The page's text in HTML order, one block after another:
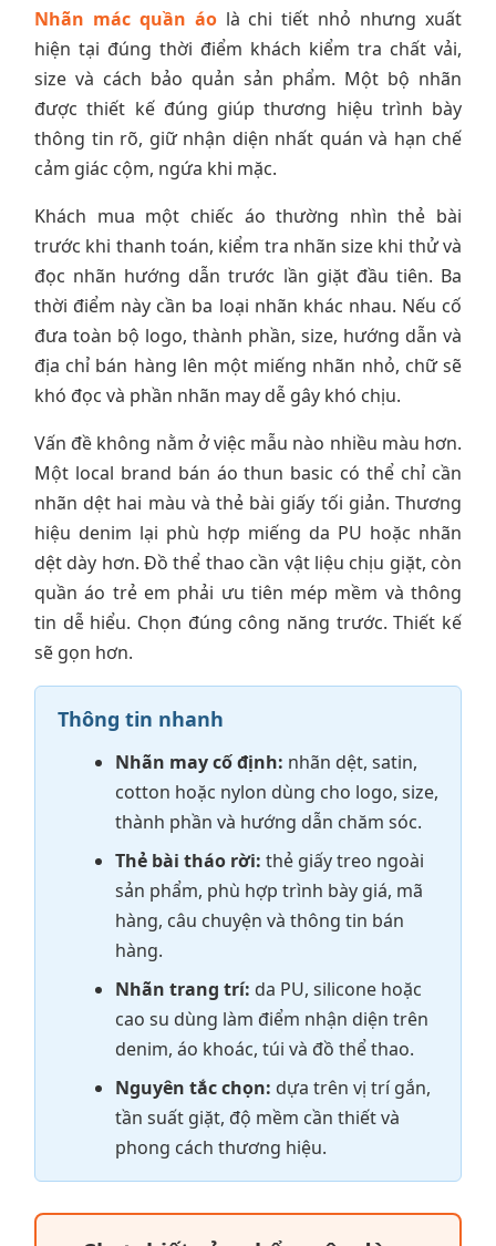
Nhãn mác quần áolà chi tiết nhỏ nhưng xuất
hiện tại đúng thời điểm khách kiểm tra chất vải,
size và cách bảo quản sản phẩm. Một bộ nhãn
được thiết kế đúng giúp thương hiệu trình bày
thông tin rõ, giữ nhận diện nhất quán và hạn chế
cảm giác cộm, ngứa khi mặc.
Khách mua một chiếc áo thường nhìn thẻ bài
trước khi thanh toán, kiểm tra nhãn size khi thử và
đọc nhãn hướng dẫn trước lần giặt đầu tiên. Ba
thời điểm này cần ba loại nhãn khác nhau. Nếu cố
đưa toàn bộ logo, thành phần, size, hướng dẫn và
địa chỉ bán hàng lên một miếng nhãn nhỏ, chữ sẽ
khó đọc và phần nhãn may dễ gây khó chịu.
Vấn đề không nằm ở việc mẫu nào nhiều màu hơn.
Một local brand bán áo thun basic có thể chỉ cần
nhãn dệt hai màu và thẻ bài giấy tối giản. Thương
hiệu denim lại phù hợp miếng da PU hoặc nhãn
dệt dày hơn. Đồ thể thao cần vật liệu chịu giặt, còn
quần áo trẻ em phải ưu tiên mép mềm và thông
tin dễ hiểu. Chọn đúng công năng trước. Thiết kế
sẽ gọn hơn.
Thông tin nhanh
Nhãn may cố định: nhãn dệt, satin,
cotton hoặc nylon dùng cho logo, size,
thành phần và hướng dẫn chăm sóc.
Thẻ bài tháo rời: thẻ giấy treo ngoài
sản phẩm, phù hợp trình bày giá, mã
hàng, câu chuyện và thông tin bán
hàng.
Nhãn trang trí: da PU, silicone hoặc
cao su dùng làm điểm nhận diện trên
denim, áo khoác, túi và đồ thể thao.
Nguyên tắc chọn: dựa trên vị trí gắn,
tần suất giặt, độ mềm cần thiết và
phong cách thương hiệu.